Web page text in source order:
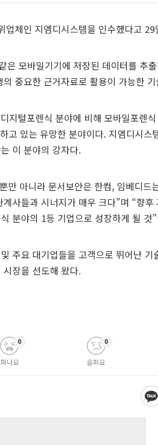
업체인 지엠디시스템을 인수했다고 29
은 모바일기기에 저장된 데이터를 추
중요한 근거자료로 활용이 가능한
지털포렌식 분야에 비해 모바일포렌
고 있는 유망한 분야이다. 지엠디시스
이 분야의 강자다.
만 아니라 문서보안은 한컴, 임베디드
사들과 시너지가 매우 크다”며 “향
분야의 1등 기업으로 성장하게 될 것
주요 대기업들을 고객으로 뛰어난 기
장을 선도해 왔다.
화나요
0
슬퍼요
0